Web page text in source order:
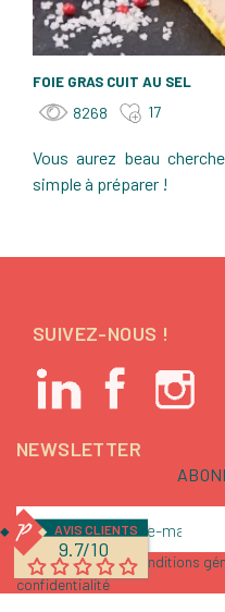
FOIE GRAS CUIT AU SEL
8268 17
Vous aurez beau
simple à préparer !
SUIVEZ-NOUS !
NEWSLETTER
J'accepte les conditions
confidentialité
AVIS CLIENTS
9.7/10